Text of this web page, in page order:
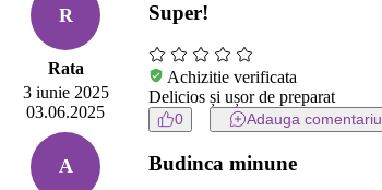
R
Rata
3 iunie 2025
03.06.2025
Super!
Achizitie verificata
Delicios și ușor de preparat
0 Adauga comentariu
A Budinca minune